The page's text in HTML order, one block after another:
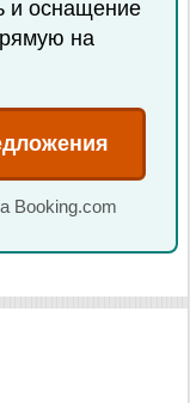
и оснащение
на
Booking.com